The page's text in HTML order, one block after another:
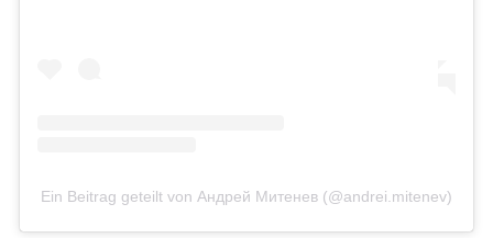
Ein Beitrag geteilt von Андрей Митенев (@andrei.mitenev)